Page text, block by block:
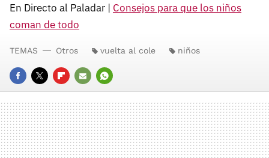
En Directo al Paladar | Consejos para que los niños
coman de todo
FACEBOOK
TWITTERFLIPBOARD
E-
MAIL
WHATSAPP
TEMAS Otros vuelta al cole niños